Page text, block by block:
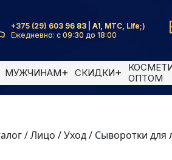
+375 (29) 603 96 83 | A1, MTC, Life;)
Ежедневно: с 09:30 до 18:00
МУЖЧИНАМ СКИДКИ
ОПТОМ
/Лицо /Уход/ Сыворотки для